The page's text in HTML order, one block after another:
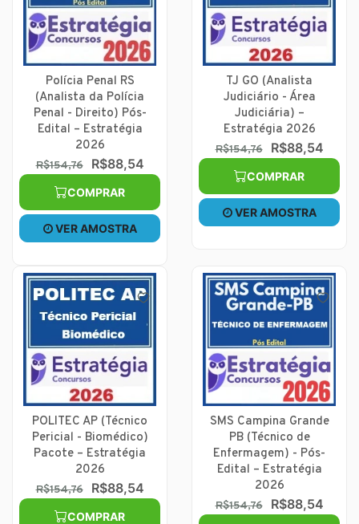
Polícia Penal RS
(Analista da Polícia
Penal - Direito) Pós-
Edital – Estratégia
2026
R$154,76 R$88,54
COMPRAR
VER AMOSTRA
TJ GO (Analista
Judiciário - Área
Judiciária) –
Estratégia 2026
R$154,76 R$88,54
COMPRAR
VER AMOSTRA
POLITEC AP (Técnico
Pericial - Biomédico)
Pacote – Estratégia
2026
R$154,76 R$88,54
COMPRAR
SMS Campina Grande
PB (Técnico de
Enfermagem) - Pós-
Edital – Estratégia
2026
R$154,76 R$88,54